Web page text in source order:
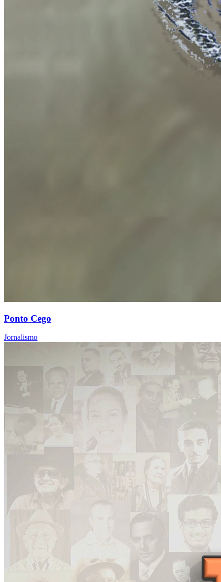
Ponto Cego
Jornalismo